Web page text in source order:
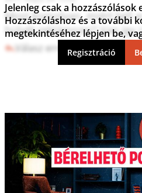
Most komolyan, miért kell
hülyét reklámozni? Van így
Válasz erre 4 7
Jelenleg csak a hozzászólások
Hozzászóláshoz és a további
megtekintéséhez lépjen be,
Regisztráció